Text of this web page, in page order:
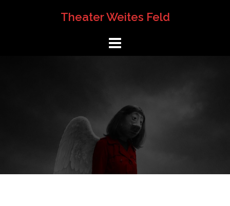
Theater Weites Feld